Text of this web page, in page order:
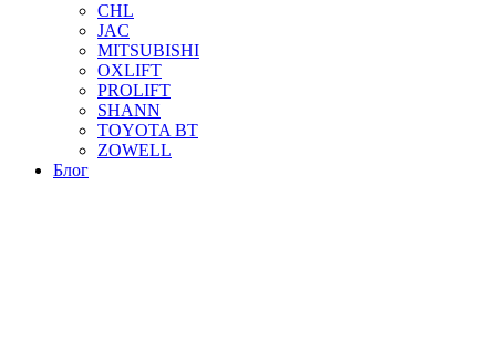
CHL
JAC
MITSUBISHI
OXLIFT
PROLIFT
SHANN
TOYOTA BT
ZOWELL
Блог